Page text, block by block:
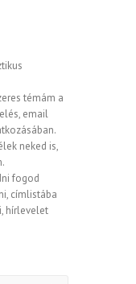
témám a
email
neked is,
fogod
címlistába
hírlevelet